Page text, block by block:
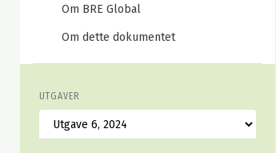
Om BRE Global
Om dette dokumentet
UTGAVER